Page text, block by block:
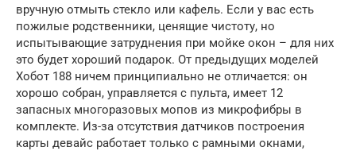
вручную отмыть стекло или кафель. Если у вас есть
пожилые родственники, ценящие чистоту, но
испытывающие затруднения при мойке окон – для них
это будет хороший подарок. От предыдущих моделей
Хобот 188 ничем принципиально не отличается: он
хорошо собран, управляется с пульта, имеет 12
запасных многоразовых мопов из микрофибры в
комплекте. Из-за отсутствия датчиков построения
карты девайс работает только с рамными окнами,